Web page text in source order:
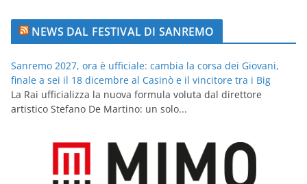
NEWS DAL FESTIVAL DI SANREMO
Sanremo 2027, ora è ufficiale: cambia la corsa dei Giovani,
finale a sei il 18 dicembre al Casinò e il vincitore tra i Big
La Rai ufficializza la nuova formula voluta dal direttore
artistico Stefano De Martino: un solo...